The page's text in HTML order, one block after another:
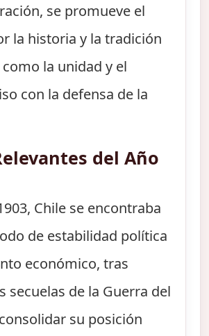
se promueve el
la historia y la tradición
la unidad y el
con la defensa de la
del Año
Chile se encontraba
de estabilidad política
económico, tras
secuelas de la Guerra del
su posición